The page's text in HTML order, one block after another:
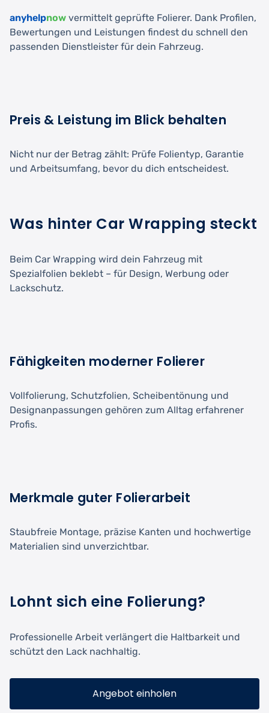
anyhelpnow vermittelt geprüfte Folierer. Dank Profilen,
Bewertungen und Leistungen findest du schnell den
passenden Dienstleister für dein Fahrzeug.
Preis & Leistung im Blick behalten
Nicht nur der Betrag zählt: Prüfe Folientyp, Garantie
und Arbeitsumfang, bevor du dich entscheidest.
Was hinter Car Wrapping steckt
Beim Car Wrapping wird dein Fahrzeug mit
Spezialfolien beklebt – für Design, Werbung oder
Lackschutz.
Fähigkeiten moderner Folierer
Vollfolierung, Schutzfolien, Scheibentönung und
Designanpassungen gehören zum Alltag erfahrener
Profis.
Merkmale guter Folierarbeit
Staubfreie Montage, präzise Kanten und hochwertige
Materialien sind unverzichtbar.
Lohnt sich eine Folierung?
Professionelle Arbeit verlängert die Haltbarkeit und
schützt den Lack nachhaltig.
Angebot einholen